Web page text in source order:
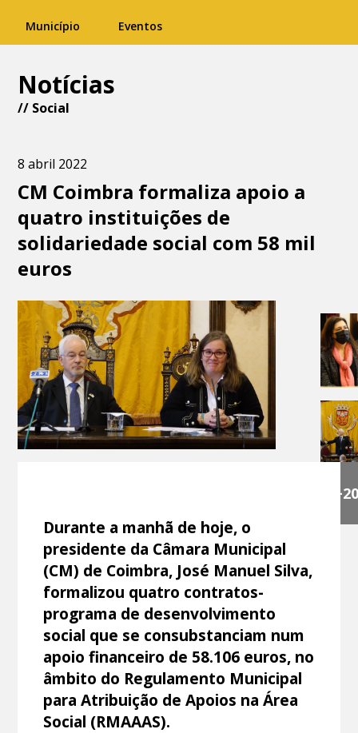
Município Eventos
Notícias
// Social
8 abril 2022
CM Coimbra formaliza apoio a
quatro instituições de
solidariedade social com 58 mil
euros
+20
Durante a manhã de hoje, o
presidente da Câmara Municipal
(CM) de Coimbra, José Manuel Silva,
formalizou quatro contratos-
programa de desenvolvimento
social que se consubstanciam num
apoio financeiro de 58.106 euros, no
âmbito do Regulamento Municipal
para Atribuição de Apoios na Área
Social (RMAAAS).